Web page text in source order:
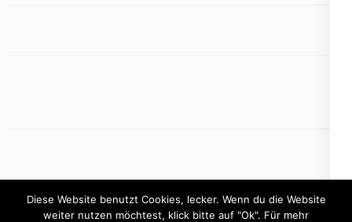
Diese Website benutzt Cookies, lecker. Wenn du die Website
weiter nutzen möchtest, klick bitte auf "Ok". Für mehr